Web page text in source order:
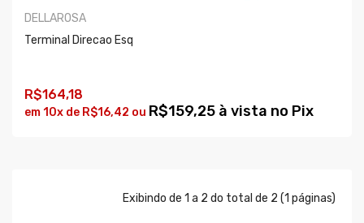
DELLAROSA
Terminal Direcao Esq
R$164,18
em 10x de R$16,42 ou R$159,25 à vista no Pix
Exibindo de 1 a 2 do total de 2 (1 páginas)